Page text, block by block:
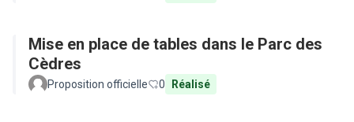
Mise en place de tables dans le Parc des
Cèdres
Proposition officielle 0 Réalisé